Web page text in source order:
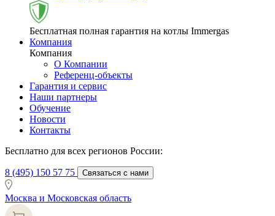
Бесплатная полная гарантия на котлы Immergas
Компания
Компания
О Компании
Референц-объекты
Гарантия и сервис
Наши партнеры
Обучение
Новости
Контакты
Бесплатно для всех регионов России:
8 (495) 150 57 75 Связаться с нами
Москва и Московская область